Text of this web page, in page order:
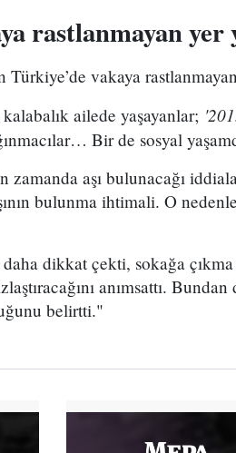
rastlanmayan yer
Türkiye’de vakaya
ailede yaşayanlar;
Bir de sosyal
zamanda aşı bulunacağı
bulunma ihtimali. O nedenle
dikkat çekti, sokağa çıkma
anımsattı.
belirtti."